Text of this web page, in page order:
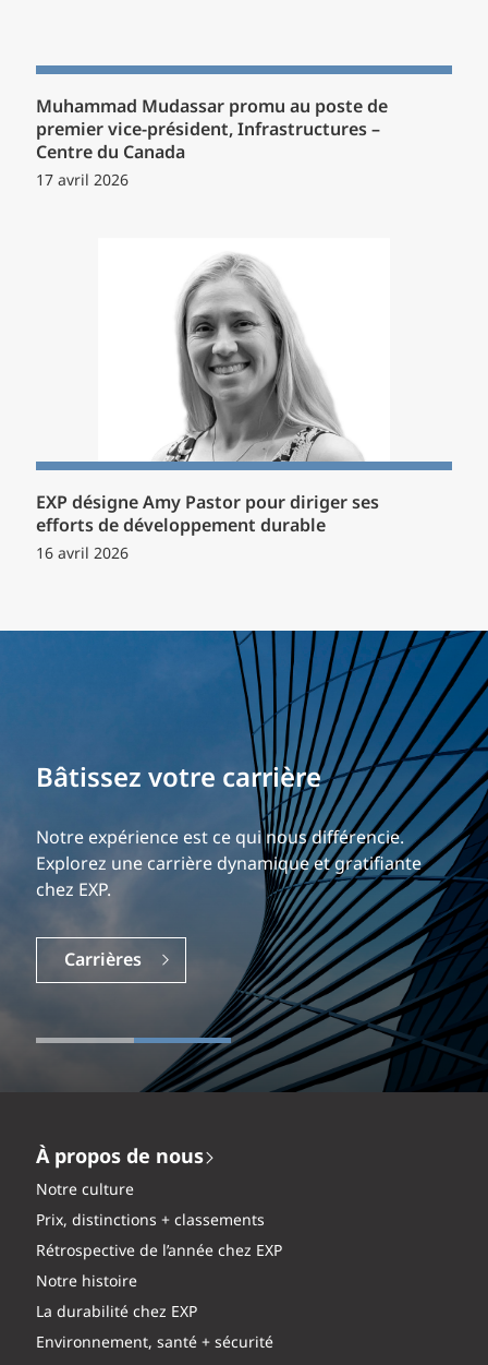
Muhammad Mudassar promu au poste de
premier vice-président, Infrastructures –
Centre du Canada
17 avril 2026
EXP désigne Amy Pastor pour diriger ses
efforts de développement durable
16 avril 2026
Bâtissez votre carrière
Notre expérience est ce qui nous différencie.
Explorez une carrière dynamique et gratifiante
chez EXP.
Carrières
À propos de nous
Notre culture
Prix, distinctions + classements
Rétrospective de l’année chez EXP
Notre histoire
La durabilité chez EXP
Environnement, santé + sécurité